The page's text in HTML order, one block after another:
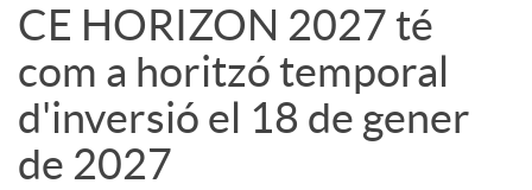
CE HORIZON 2027 té
com a horitzó temporal
d'inversió el 18 de gener
de 2027